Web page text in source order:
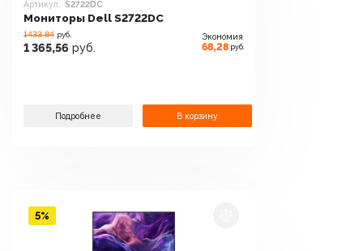
Артикул: S2722DC
Мониторы Dell S2722DC
1433.84 руб.
1 365,56 руб.
Экономия
68,28 руб.
Подробнее В корзину
5%